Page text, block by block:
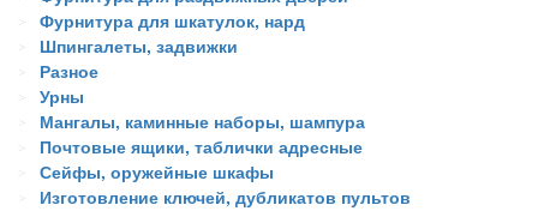
Фурнитура для шкатулок, нард
Шпингалеты, задвижки
Разное
Урны
Мангалы, каминные наборы, шампура
Почтовые ящики, таблички адресные
Сейфы, оружейные шкафы
Изготовление ключей, дубликатов пультов